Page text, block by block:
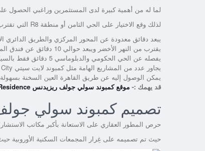
لما له من أهمية كبيرة لدى المستثمرين وراغبي الحصول
لذلك وقع الاختيار على الحي الثامن أو منطقة R8 التي تقترب من المناطق التالية:
يبعد دقائق معدودة عن المحور المركزي والطريق الدائري
يقترب من النهر الأخضر ويبعد حوالي 10 دقائق عن فندق الماسة.
يفصله عن الحي الحكومي والدبلوماسي 5 دقائق فقط بالسيارة.
يجاور عدد من المشاريع الهامة مثل كمبوند لايت سيتي Light City كذلك كمبوند مورايا Moraya.
يمكن الوصول إليه عن طريق القاهرة العين السخنة
قد يهمك :- موقع كمبوند سولي جولف ريزيدنس Suli Golf Residence
تصميم كمبوند سولي
حرص المطور العقاري على الاستعانة بأكبر مكاتب
حيث تم تصميمه على غِرار المجمعات السكنية الأوروبية